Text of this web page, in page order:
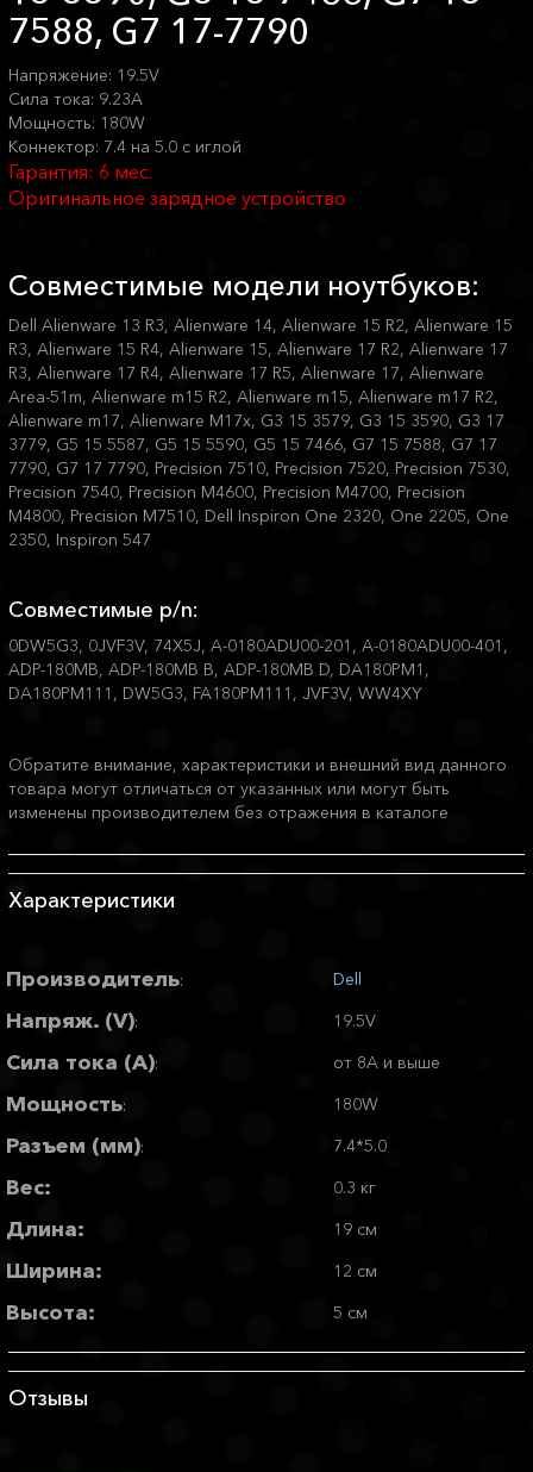
7588, G7 17-7790
Напряжение: 19.5V
Сила тока: 9.23A
Мощность: 180W
Коннектор: 7.4 на 5.0 с иглой
Гарантия: 6 мес.
Оригинальное зарядное устройство
Совместимые модели ноутбуков:
Dell Alienware 13 R3, Alienware 14, Alienware 15 R2, Alienware 15
R3, Alienware 15 R4, Alienware 15, Alienware 17 R2, Alienware 17
R3, Alienware 17 R4, Alienware 17 R5, Alienware 17, Alienware
Area-51m, Alienware m15 R2, Alienware m15, Alienware m17 R2,
Alienware m17, Alienware M17x, G3 15 3579, G3 15 3590, G3 17
3779, G5 15 5587, G5 15 5590, G5 15 7466, G7 15 7588, G7 17
7790, G7 17 7790, Precision 7510, Precision 7520, Precision 7530,
Precision 7540, Precision M4600, Precision M4700, Precision
M4800, Precision M7510, Dell Inspiron One 2320, One 2205, One
2350, Inspiron 547
Совместимые p/n:
0DW5G3, 0JVF3V, 74X5J, A-0180ADU00-201, A-0180ADU00-401,
ADP-180MB, ADP-180MB B, ADP-180MB D, DA180PM1,
DA180PM111, DW5G3, FA180PM111, JVF3V, WW4XY
Обратите внимание, характеристики и внешний вид данного
товара могут отличаться от указанных или могут быть
изменены производителем без отражения в каталоге
Характеристики
Производитель: Dell
Напряж. (V): 19.5V
Сила тока (А): от 8A и выше
Мощность: 180W
Разъем (мм): 7.4*5.0
Вес: 0.3 кг
Длина: 19 см
Ширина: 12 см
Высота: 5 см
Отзывы